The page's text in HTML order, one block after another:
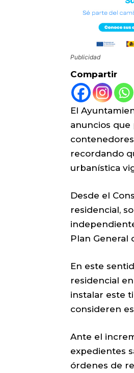
Publicidad
Compartir
El
anuncios
recordando
urbanística
Desde el
residencial,
Plan General
En este
residencial
instalar este
consideren
Ante el
expedientes
órdenes de